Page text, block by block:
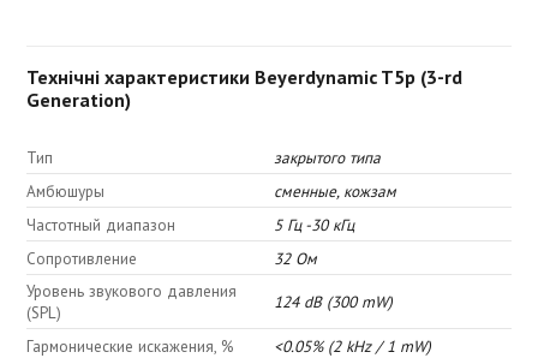
сам звук не прорывается наружу.
Ключевой особенностью конструкции T5 - технология звуковых
максимально возможной пространственной звуковой картины. В
результате звук оказывается как «спереди» слушателя (в центре
сцены), так и за ним.
Технічні характеристики Beyerdynamic T5p (3-rd
Generation)
Тип
закрытого типа
Амбюшуры
сменные, кожзам
Частотный диапазон
5 Гц -30 кГц
Сопротивление
32 Ом
Уровень звукового давления
(SPL)
124 dB (300 mW)
Гармонические искажения, %
<0.05% (2 kHz / 1 mW)